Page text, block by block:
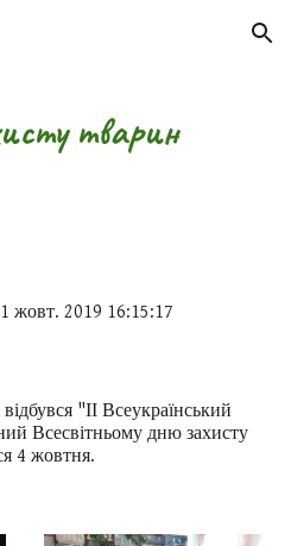
Skip to navigation
тварин
жовт. 2019 16:15:17
"ІІ Всеукраїнський
Всесвітньому дню захисту
4 жовтня.